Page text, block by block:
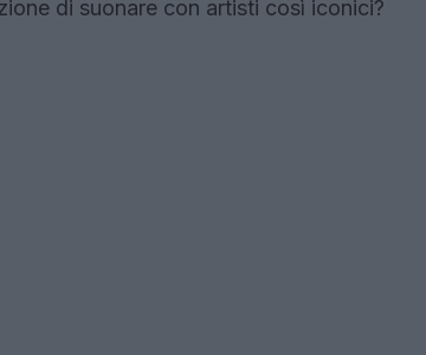
di suonare con artisti così iconici?